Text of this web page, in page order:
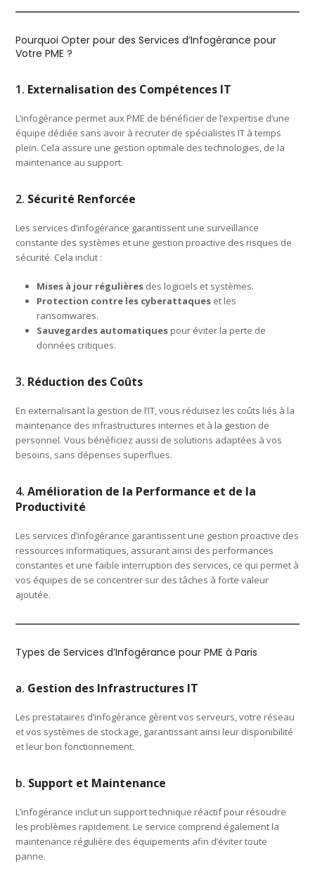
Pourquoi Opter pour des Services d’Infogérance pour
Votre PME ?
1. Externalisation des Compétences IT
L’infogérance permet aux PME de bénéficier de l’expertise d’une
équipe dédiée sans avoir à recruter de spécialistes IT à temps
plein. Cela assure une gestion optimale des technologies, de la
maintenance au support.
2. Sécurité Renforcée
Les services d’infogérance garantissent une surveillance
constante des systèmes et une gestion proactive des risques de
sécurité. Cela inclut :
Mises à jour régulières des logiciels et systèmes.
Protection contre les cyberattaques et les
ransomwares.
Sauvegardes automatiques pour éviter la perte de
données critiques.
3. Réduction des Coûts
En externalisant la gestion de l’IT, vous réduisez les coûts liés à la
maintenance des infrastructures internes et à la gestion de
personnel. Vous bénéficiez aussi de solutions adaptées à vos
besoins, sans dépenses superflues.
4.Amélioration de la Performance et de la
Productivité
Les services d’infogérance garantissent une gestion proactive des
ressources informatiques, assurant ainsi des performances
constantes et une faible interruption des services, ce qui permet à
vos équipes de se concentrer sur des tâches à forte valeur
ajoutée.
Types de Services d’Infogérance pour PME à Paris
a. Gestion des Infrastructures IT
Les prestataires d’infogérance gèrent vos serveurs, votre réseau
et vos systèmes de stockage, garantissant ainsi leur disponibilité
et leur bon fonctionnement.
b. Support et Maintenance
L’infogérance inclut un support technique réactif pour résoudre
les problèmes rapidement. Le service comprend également la
maintenance régulière des équipements afin d’éviter toute
panne.